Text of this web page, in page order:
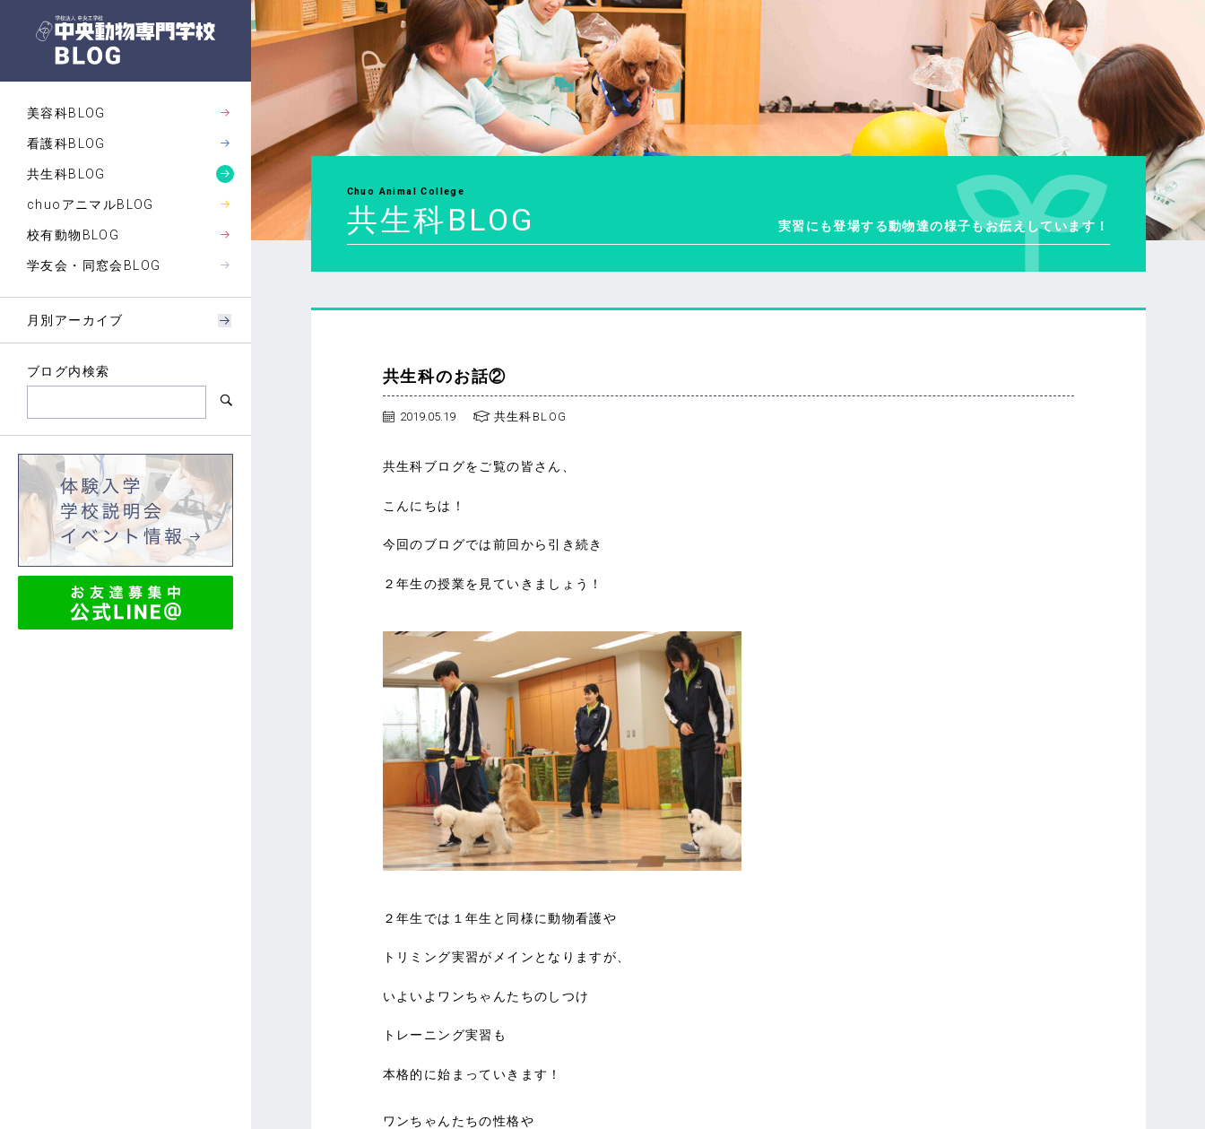
美容科BLOG
看護科BLOG
共生科BLOG
chuoアニマルBLOG
校有動物BLOG
学友会・同窓会BLOG
月別アーカイブ
ブログ内検索
Chuo Animal College
共生科BLOG 実習にも登場する動物達の様子もお伝えしています！
共生科のお話②
2019.05.19 共生科BLOG
共生科ブログをご覧の皆さん、
こんにちは！
今回のブログでは前回から引き続き
２年生の授業を見ていきましょう！
２年生では１年生と同様に動物看護や
トリミング実習がメインとなりますが、
いよいよワンちゃんたちのしつけ
トレーニング実習も
本格的に始まっていきます！
ワンちゃんたちの性格や